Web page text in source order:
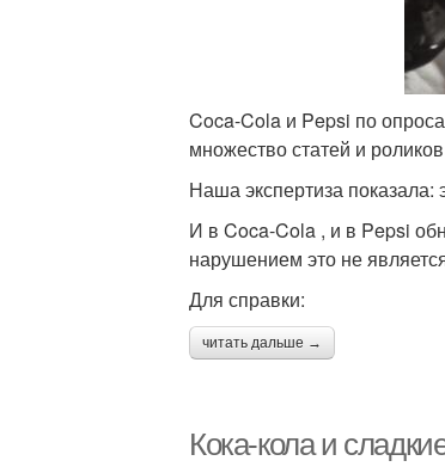
Coca-Cola и Pepsi по
множество статей и
Наша экспертиза показала:
И в Coca-Cola , и в Pepsi
нарушением это не
Для справки:
читать дальше →
Кока-кола и